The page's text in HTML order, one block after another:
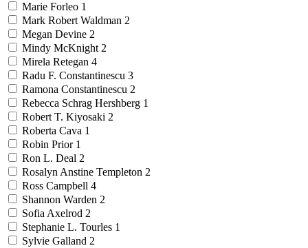
Marie Forleo 1
Mark Robert Waldman 2
Megan Devine 2
Mindy McKnight 2
Mirela Retegan 4
Radu F. Constantinescu 3
Ramona Constantinescu 2
Rebecca Schrag Hershberg 1
Robert T. Kiyosaki 2
Roberta Cava 1
Robin Prior 1
Ron L. Deal 2
Rosalyn Anstine Templeton 2
Ross Campbell 4
Shannon Warden 2
Sofia Axelrod 2
Stephanie L. Tourles 1
Sylvie Galland 2